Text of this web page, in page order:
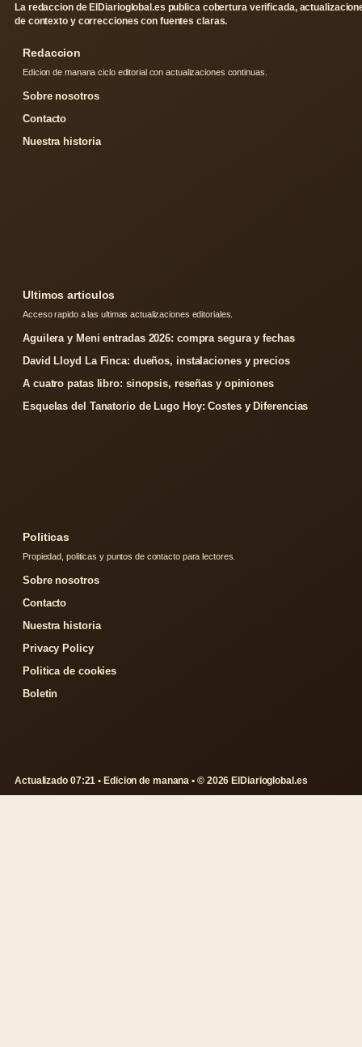
La redaccion de ElDiarioglobal.es publica cobertura verificada,
de contexto y correcciones con fuentes claras.
Redaccion
Edicion de manana ciclo editorial con actualizaciones continuas.
Sobre nosotros
Contacto
Nuestra historia
Ultimos articulos
Acceso rapido a las ultimas actualizaciones editoriales.
Aguilera y Meni entradas 2026: compra segura y fechas
David Lloyd La Finca: dueños, instalaciones y precios
A cuatro patas libro: sinopsis, reseñas y opiniones
Esquelas del Tanatorio de Lugo Hoy: Costes y Diferencias
Politicas
Propiedad, politicas y puntos de contacto para lectores.
Sobre nosotros
Contacto
Nuestra historia
Privacy Policy
Politica de cookies
Boletin
Actualizado 07:21 • Edicion de manana • © 2026 ElDiarioglobal.es